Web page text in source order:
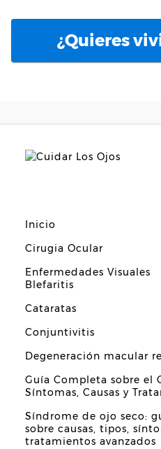
¿Quieres
Inicio
Cirugia Ocular
Enfermedades Visuales
Blefaritis
Cataratas
Conjuntivitis
Degeneración macular
Guía Completa sobre el
Síntomas, Causas y
Síndrome de ojo seco:
sobre causas, tipos,
tratamientos avanzados